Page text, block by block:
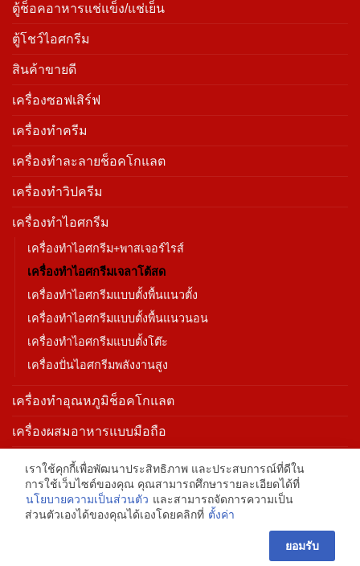
ตู้ช็อคอาหารแช่แข็ง/แช่เย็น
ตู้โชว์ไอศกรีม
สินค้าขายดี
เครื่องซอฟเสิร์ฟ
เครื่องทำครีม
เครื่องทำละลายช็อคโกแลต
เครื่องทำวิปครีม
เครื่องทำไอศกรีม
เครื่องทำไอศกรีม+พาสเจอร์ไรส์
เครื่องทำไอศกรีมเจลาโต้สด
เครื่องทำไอศกรีมแบบตั้งพื้นแนวตั้ง
เครื่องทำไอศกรีมแบบตั้งพื้นแนวนอน
เครื่องทำไอศกรีมแบบตั้งโต๊ะ
เครื่องปั่นไอศกรีมพลังงานสูง
เครื่องทําอุณหภูมิช็อคโกแลต
เครื่องผสมอาหารแบบมือถือ
เครื่องพาสเจอร์ไรส์/เครื่องทำความร้อน/เครื่องบ่ม
เราใช้คุกกี้เพื่อพัฒนาประสิทธิภาพ และประสบการณ์ที่ดีใน
การใช้เว็บไซต์ของคุณ คุณสามารถศึกษารายละเอียดได้ที่
นโยบายความเป็นส่วนตัว และสามารถจัดการความเป็น
ส่วนตัวเองได้ของคุณได้เองโดยคลิกที่ ตั้งค่า
ยอมรับ